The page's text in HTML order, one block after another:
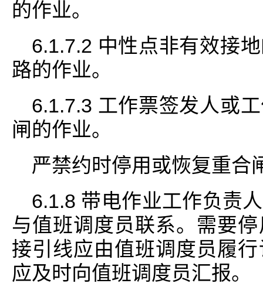
的作业。
6.1.7.2 中性点非有效接
路的作业。
6.1.7.3 工作票签发人或
闸的作业。
严禁约时停用或恢复重合
6.1.8 带电作业工作负责
与值班调度员联系。需要
接引线应由值班调度员履
应及时向值班调度员汇报。